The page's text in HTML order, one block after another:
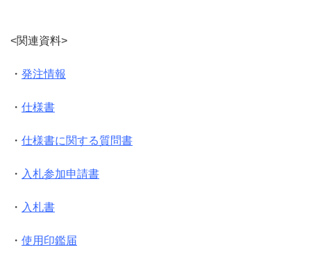
<関連資料>
・ 発注情報
・ 仕様書
・ 仕様書に関する質問書
・ 入札参加申請書
・ 入札書
・ 使用印鑑届